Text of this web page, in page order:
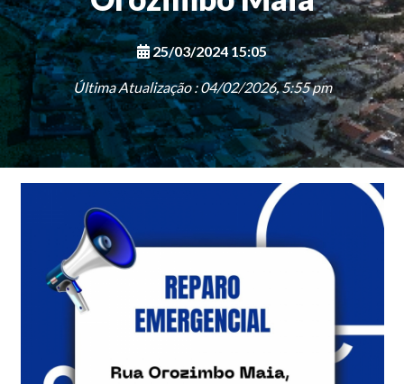
25/03/2024 15:05
Última Atualização : 04/02/2026, 5:55 pm